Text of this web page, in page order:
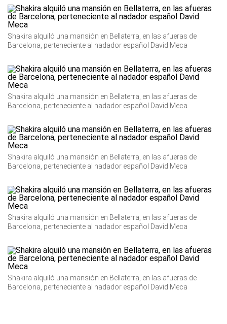
Shakira alquiló una mansión en Bellaterra, en las afueras de
Barcelona, perteneciente al nadador español David Meca
Shakira alquiló una mansión en Bellaterra, en las afueras de
Barcelona, perteneciente al nadador español David Meca
Shakira alquiló una mansión en Bellaterra, en las afueras de
Barcelona, perteneciente al nadador español David Meca
Shakira alquiló una mansión en Bellaterra, en las afueras de
Barcelona, perteneciente al nadador español David Meca
Shakira alquiló una mansión en Bellaterra, en las afueras de
Barcelona, perteneciente al nadador español David Meca